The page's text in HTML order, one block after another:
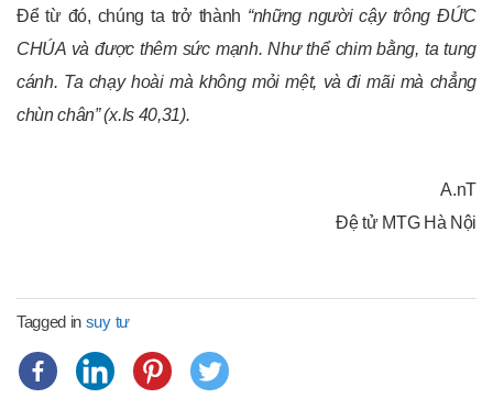
Để từ đó, chúng ta trở thành “những người cậy trông ĐỨC
CHÚA và được thêm sức mạnh. Như thể chim bằng, ta tung
cánh. Ta chạy hoài mà không mỏi mệt, và đi mãi mà chẳng
chùn chân” (x.Is 40,31).
A.nT
Đệ tử MTG Hà Nội
Tagged in suy tư